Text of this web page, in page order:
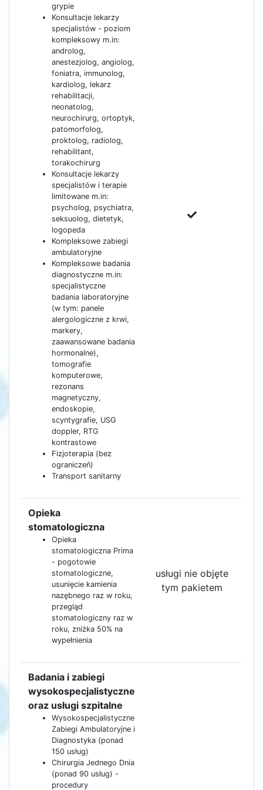
grypie
Konsultacje lekarzy
specjalistów - poziom
kompleksowy m.in:
androlog,
anestezjolog, angiolog,
foniatra, immunolog,
kardiolog, lekarz
rehabilitacji,
neonatolog,
neurochirurg, ortoptyk,
patomorfolog,
proktolog, radiolog,
rehabilitant,
torakochirurg
Konsultacje lekarzy
specjalistów i terapie
limitowane m.in:
psycholog, psychiatra,
seksuolog, dietetyk,
logopeda
Kompleksowe zabiegi
ambulatoryjne
Kompleksowe badania
diagnostyczne m.in:
specjalistyczne
badania laboratoryjne
(w tym: panele
alergologiczne z krwi,
markery,
zaawansowane badania
hormonalne),
tomografie
komputerowe,
rezonans
magnetyczny,
endoskopie,
scyntygrafie, USG
doppler, RTG
kontrastowe
Fizjoterapia (bez
ograniczeń)
Transport sanitarny
Opieka
stomatologiczna
Opieka
stomatologiczna Prima
- pogotowie
stomatologiczne,
usunięcie kamienia
nazębnego raz w roku,
przegląd
stomatologiczny raz w
roku, zniżka 50% na
wypełnienia
usługi nie objęte
tym pakietem
Badania i zabiegi
wysokospecjalistyczne
oraz usługi szpitalne
Wysokospecjalistyczne
Zabiegi Ambulatoryjne i
Diagnostyka (ponad
150 usług)
Chirurgia Jednego Dnia
(ponad 90 usług) -
procedury